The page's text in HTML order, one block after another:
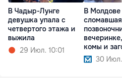
В Чадыр-Лунге
девушка упала с
четвертого этажа и
выжила
29 Июл. 10:01
В
сломавшая
комы и
30